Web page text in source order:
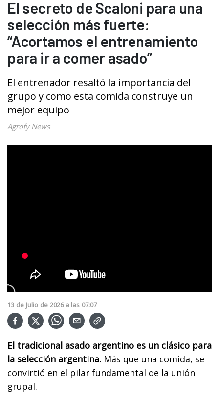
El secreto de Scaloni para una
selección más fuerte:
“Acortamos el entrenamiento
para ir a comer asado”
El entrenador resaltó la importancia del
grupo y como esta comida construye un
mejor equipo
Agrofy News
13 de Julio de 2026 a las 07:07
El tradicional asado argentino es un clásico para
la selección argentina. Más que una comida, se
convirtió en el pilar fundamental de la unión
grupal.